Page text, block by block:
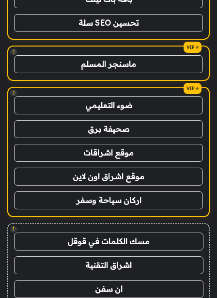
تحسين SEO سلة
!
ماسنجر المسلم
!
ضوء التعليمي
صحيفة برق
موقع اشراقات
موقع اشراق اون لاين
اركان سياحة وسفر
!
مسك الكلمات في قوقل
اشراق التقنية
ان سفن